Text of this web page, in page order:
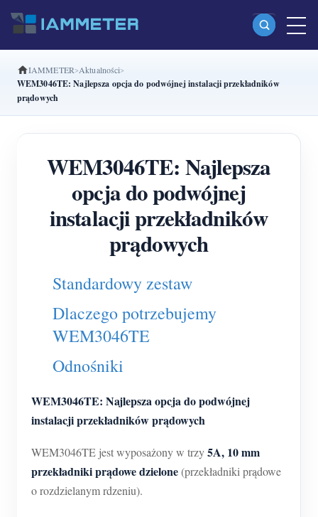
Produkty
Dwufazowy licznik energii Wi-Fi split-phase
(WEM2067)
Trójfazowy licznik energii Wi-Fi (WEM3080T)
Trójfazowy licznik energii Wi-Fi (WEM3046T)
Trójfazowy licznik energii Wi-Fi (WEM3050T)
IAMMETER Cloud Pro
Usługa self-hosting
Licznik wirtualny
System prognozowania i symulacji energii
Aplikacje
Monitor energii systemu PV
Sklep
IAMMETER Aktualności
WEM3046TE: Najlepsza opcja do podwójnej instalacji przekładników
prądowych
WEM3046TE: Najlepsza
opcja do podwójnej
instalacji przekładników
prądowych
Standardowy zestaw
Dlaczego potrzebujemy
WEM3046TE
Odnośniki
WEM3046TE: Najlepsza opcja do podwójnej
instalacji przekładników prądowych
WEM3046TE jest wyposażony w trzy5A, 10 mm
przekładniki prądowe dzielone(przekładniki prądowe
o rozdzielanym rdzeniu).